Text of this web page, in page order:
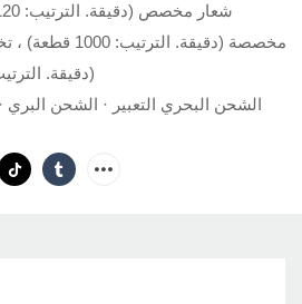
مخصصة (دقيقة.
(دقيقة. الترتيب: 1000
الشحن البحري التعبير · الشحن